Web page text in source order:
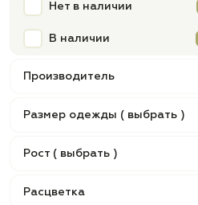
Нет в наличии
В наличии
Производитель
Размер одежды ( выбрать )
Рост ( выбрать )
Расцветка